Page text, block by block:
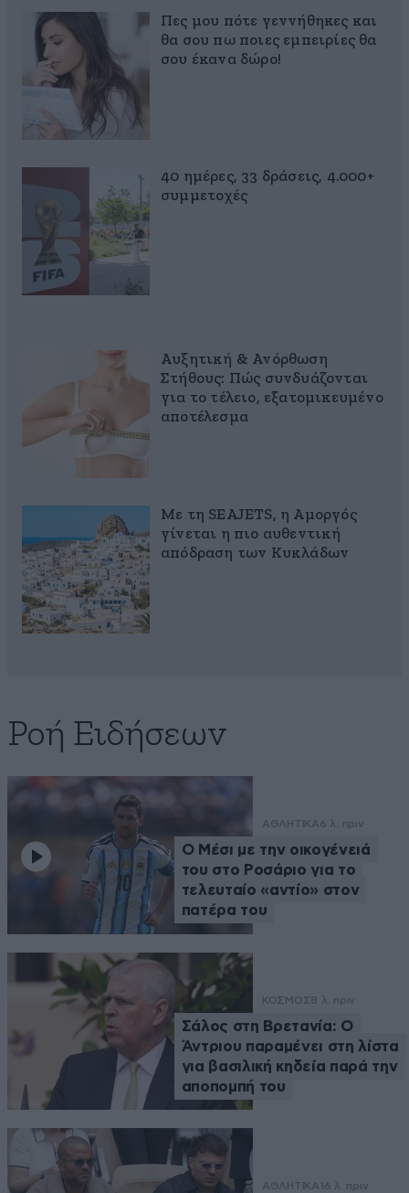
Πες μου πότε γεννήθηκες και
θα σου πω ποιες εμπειρίες θα
σου έκανα δώρο!
40 ημέρες, 33 δράσεις, 4.000+
συμμετοχές
Αυξητική & Ανόρθωση
Στήθους: Πώς συνδυάζονται
για το τέλειο, εξατομικευμένο
αποτέλεσμα
Με τη SEAJETS, η Αμοργός
γίνεται η πιο αυθεντική
απόδραση των Κυκλάδων
Ροή Ειδήσεων
ΑΘΛΗΤΙΚΑ6 λ. πριν
Ο Μέσι με την οικογένειά
του στο Ροσάριο για το
τελευταίο «αντίο» στον
πατέρα του
ΚΟΣΜΟΣ8 λ. πριν
Σάλος στη Βρετανία: Ο
Άντριου παραμένει στη λίστα
για βασιλική κηδεία παρά την
αποπομπή του
ΑΘΛΗΤΙΚΑ 16 λ. πριν